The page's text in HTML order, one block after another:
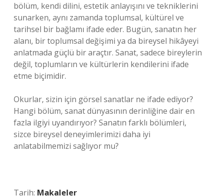
bölüm, kendi dilini, estetik anlayışını ve tekniklerini
sunarken, aynı zamanda toplumsal, kültürel ve
tarihsel bir bağlamı ifade eder. Bugün, sanatın her
alanı, bir toplumsal değişimi ya da bireysel hikâyeyi
anlatmada güçlü bir araçtır. Sanat, sadece bireylerin
değil, toplumların ve kültürlerin kendilerini ifade
etme biçimidir.
Okurlar, sizin için görsel sanatlar ne ifade ediyor?
Hangi bölüm, sanat dünyasının derinliğine dair en
fazla ilgiyi uyandırıyor? Sanatın farklı bölümleri,
sizce bireysel deneyimlerimizi daha iyi
anlatabilmemizi sağlıyor mu?
Tarih: Makaleler